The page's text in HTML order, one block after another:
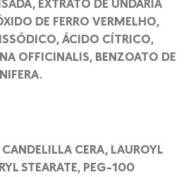
EXTRATO DE UNDARIA
DE FERRO VERMELHO,
ÁCIDO CÍTRICO,
OFFICINALIS, BENZOATO DE
CERA, LAUROYL
STEARATE, PEG-100